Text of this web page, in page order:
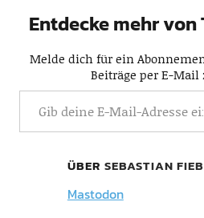
Entdecke mehr
Melde dich für ein
Beiträge per E-Mail
ÜBER SEBASTIAN
Mastodon